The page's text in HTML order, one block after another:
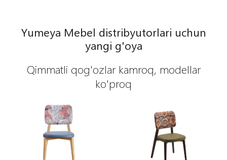
Yumeya Mebel distribyutorlari uchun
yangi g'oya
Qimmatli qog'ozlar kamroq, modellar
ko'proq